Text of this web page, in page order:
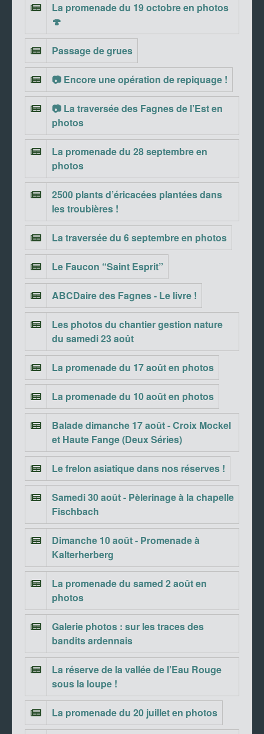
La promenade du 19 octobre en photos
🍄
Passage de grues
📷 Encore une opération de repiquage !
📷 La traversée des Fagnes de l’Est en
photos
La promenade du 28 septembre en
photos
2500 plants d’éricacées plantées dans
les troubières !
La traversée du 6 septembre en photos
Le Faucon “Saint Esprit”
ABCDaire des Fagnes - Le livre !
Les photos du chantier gestion nature
du samedi 23 août
La promenade du 17 août en photos
La promenade du 10 août en photos
Balade dimanche 17 août - Croix Mockel
et Haute Fange (Deux Séries)
Le frelon asiatique dans nos réserves !
Samedi 30 août - Pèlerinage à la chapelle
Fischbach
Dimanche 10 août - Promenade à
Kalterherberg
La promenade du samed 2 août en
photos
Galerie photos : sur les traces des
bandits ardennais
La réserve de la vallée de l’Eau Rouge
sous la loupe !
La promenade du 20 juillet en photos